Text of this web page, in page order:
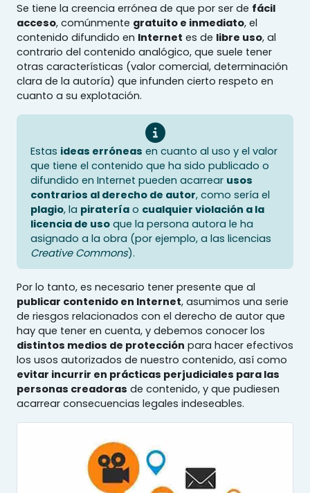
Se tiene la creencia errónea de que por ser de fácil
acceso, comúnmente gratuito e inmediato, el
contenido difundido en Internet es de libre uso, al
contrario del contenido analógico, que suele tener
otras características (valor comercial, determinación
clara de la autoría) que infunden cierto respeto en
cuanto a su explotación.
Estas ideas erróneas en cuanto al uso y el valor
que tiene el contenido que ha sido publicado o
difundido en Internet pueden acarrear usos
contrarios al derecho de autor, como sería el
plagio, la piratería o cualquier violación a la
licencia de uso que la persona autora le ha
asignado a la obra (por ejemplo, a las licencias
Creative Commons).
Por lo tanto, es necesario tener presente que al
publicar contenido en Internet, asumimos una serie
de riesgos relacionados con el derecho de autor que
hay que tener en cuenta, y debemos conocer los
distintos medios de protección para hacer efectivos
los usos autorizados de nuestro contenido, así como
evitar incurrir en prácticas perjudiciales para las
personas creadoras de contenido, y que pudiesen
acarrear consecuencias legales indeseables.